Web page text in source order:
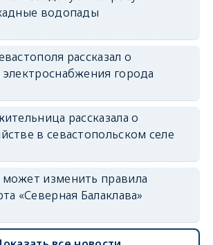
водопады
рассказал о
электроснабжения города
рассказала о
в севастопольском селе
изменить правила
«Северная Балаклава»